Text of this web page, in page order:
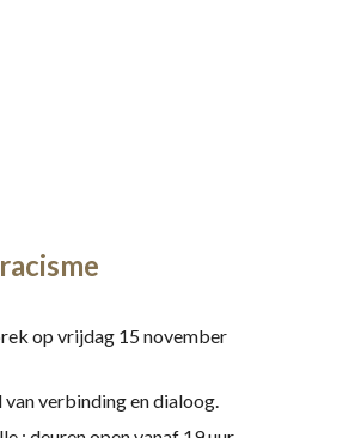
op vrijdag 15 november
verbinding en dialoog.